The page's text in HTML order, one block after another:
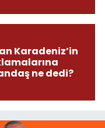
Karadeniz’in
ne dedi?